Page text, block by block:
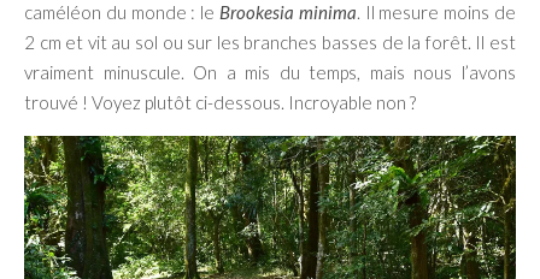
caméléon du monde : le Brookesia minima. Il mesure moins de
2 cm et vit au sol ou sur les branches basses de la forêt. Il est
vraiment minuscule. On a mis du temps, mais nous l’avons
trouvé ! Voyez plutôt ci-dessous. Incroyable non ?